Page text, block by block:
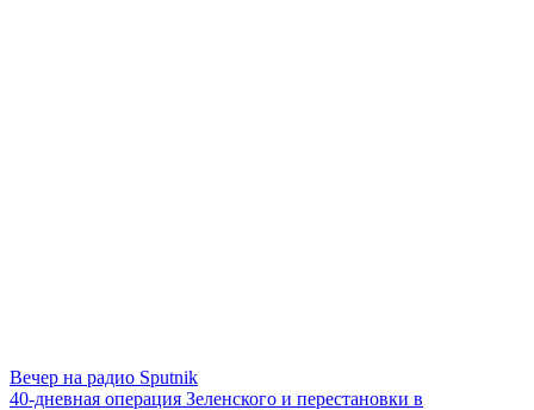
Вечер на радио Sputnik
40-дневная операция Зеленского и перестановки в